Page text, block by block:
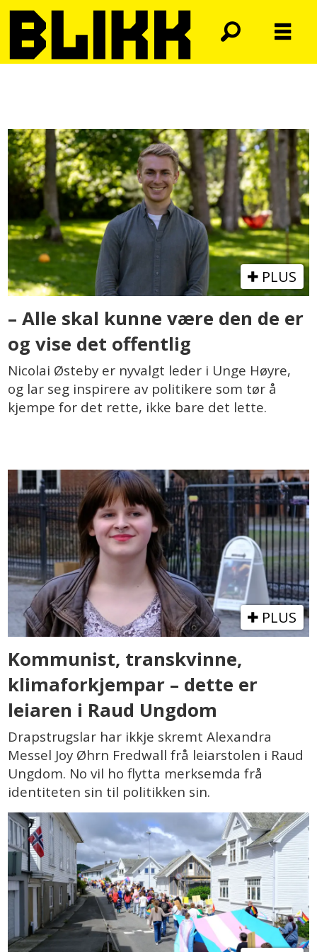
sørlandet
PLUS
– Alle skal kunne være den de er
og vise det offentlig
Nicolai Østeby er nyvalgt leder i Unge Høyre,
og lar seg inspirere av politikere som tør å
kjempe for det rette, ikke bare det lette.
PLUS
Kommunist, transkvinne,
klimaforkjempar – dette er
leiaren i Raud Ungdom
Drapstrugslar har ikkje skremt Alexandra
Messel Joy Øhrn Fredwall frå leiarstolen i Raud
Ungdom. No vil ho flytta merksemda frå
identiteten sin til politikken sin.